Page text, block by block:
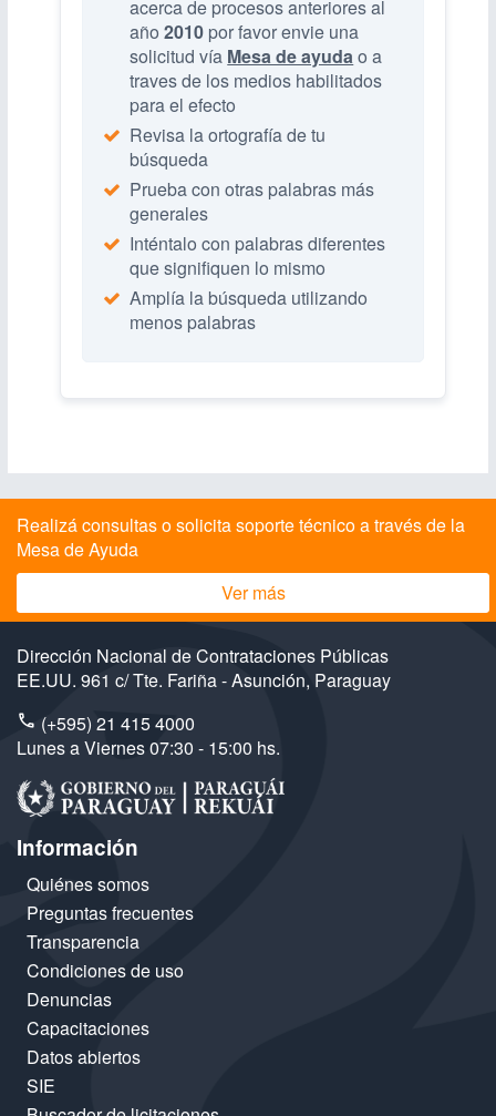
acerca de procesos anteriores al
año2010 por favor envie una
solicitud vía Mesa de ayudao a
traves de los medios habilitados
para el efecto
Revisa la ortografía de tu
búsqueda
Prueba con otras palabras más
generales
Inténtalo con palabras diferentes
que signifiquen lo mismo
Amplía la búsqueda utilizando
menos palabras
Realizá consultas o solicita soporte técnico a través de la
Mesa de Ayuda
Ver más
Dirección Nacional de Contrataciones Públicas
EE.UU. 961 c/ Tte. Fariña - Asunción, Paraguay
(+595) 21 415 4000
Lunes a Viernes 07:30 - 15:00 hs.
Información
Quiénes somos
Preguntas frecuentes
Transparencia
Condiciones de uso
Denuncias
Capacitaciones
Datos abiertos
SIE